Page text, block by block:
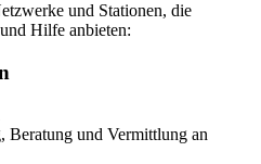
und Stationen, die
Hilfe anbieten:
Beratung und Vermittlung an